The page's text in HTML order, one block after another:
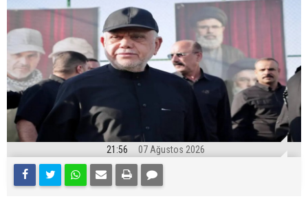
21:56 07 Ağustos 2026